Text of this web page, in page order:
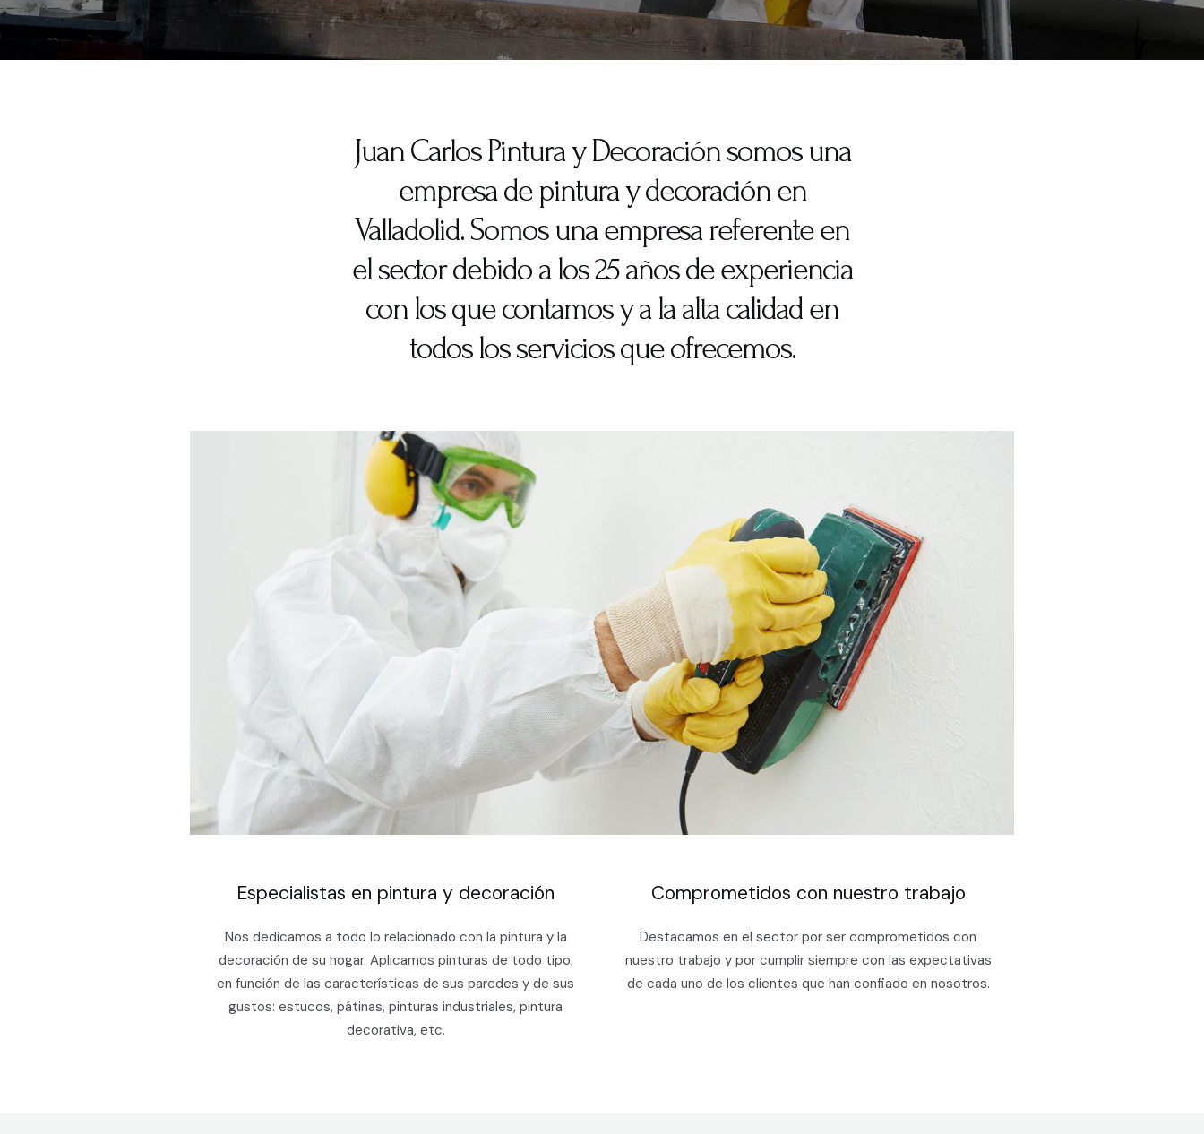
Juan Carlos Pintura y Decoración somos una
empresa de pintura y decoración en
Valladolid. Somos una empresa referente en
el sector debido a los 25 años de experiencia
con los que contamos y a la alta calidad en
todos los servicios que ofrecemos.
Especialistas en pintura y decoración
Nos dedicamos a todo lo relacionado con la pintura y la
decoración de su hogar. Aplicamos pinturas de todo tipo,
en función de las características de sus paredes y de sus
gustos: estucos, pátinas, pinturas industriales, pintura
decorativa, etc.
Comprometidos con nuestro trabajo
Destacamos en el sector por ser comprometidos con
nuestro trabajo y por cumplir siempre con las expectativas
de cada uno de los clientes que han confiado en nosotros.